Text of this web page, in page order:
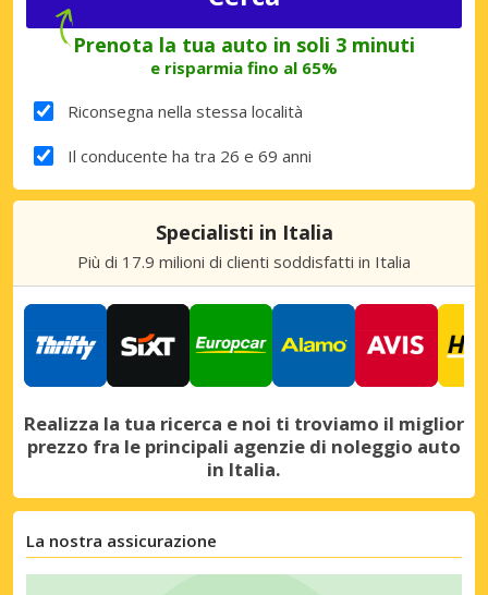
Prenota la tua auto in soli 3 minuti
e risparmia fino al 65%
Riconsegna nella stessa località
Il conducente ha tra 26 e 69 anni
Specialisti in Italia
Più di 17.9 milioni di clienti soddisfatti in Italia
Realizza la tua ricerca e noi ti troviamo il miglior
prezzo fra le principali agenzie di noleggio auto
in Italia.
La nostra assicurazione